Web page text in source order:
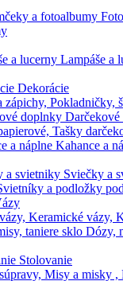
Lampáše a
Dekorácie
zápichy, Pokladničky,
Tašky
Kahance a
Sviečky a
a podložky
Keramické vázy,
Dózy,
Stolovanie
Misy a misky ,